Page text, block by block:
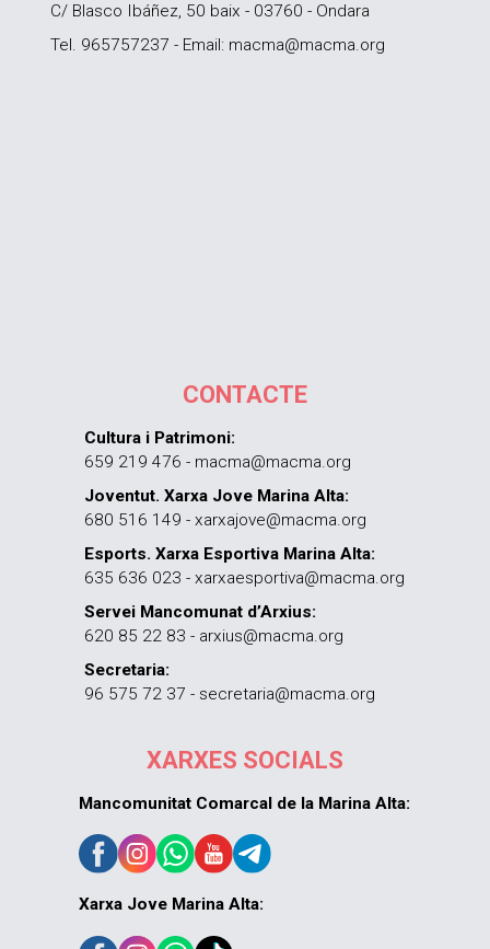
C/ Blasco Ibáñez, 50 baix - 03760 - Ondara
Tel. 965757237 - Email: macma@macma.org
CONTACTE
Cultura i Patrimoni:
659 219 476 - macma@macma.org
Joventut. Xarxa Jove Marina Alta:
680 516 149 - xarxajove@macma.org
Esports. Xarxa Esportiva Marina Alta:
635 636 023 - xarxaesportiva@macma.org
Servei Mancomunat d’Arxius:
620 85 22 83 - arxius@macma.org
Secretaria:
96 575 72 37 - secretaria@macma.org
XARXES SOCIALS
Mancomunitat Comarcal de la Marina Alta:
Xarxa Jove Marina Alta: